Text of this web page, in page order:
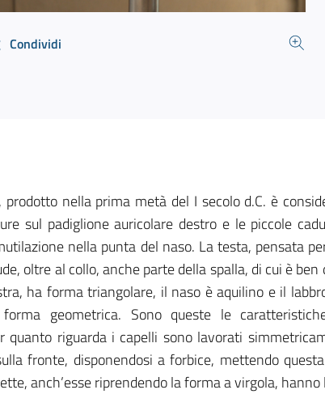
Condividi
nella prima metà del I secolo d.C. è
sul padiglione auricolare destro e le piccole
nella punta del naso. La testa, pensata
oltre al collo, anche parte della spalla, di cui è
ha forma triangolare, il naso è aquilino e il
geometrica. Sono queste le
quanto riguarda i capelli sono lavorati
fronte, disponendosi a forbice, mettendo
anch’esse riprendendo la forma a virgola,